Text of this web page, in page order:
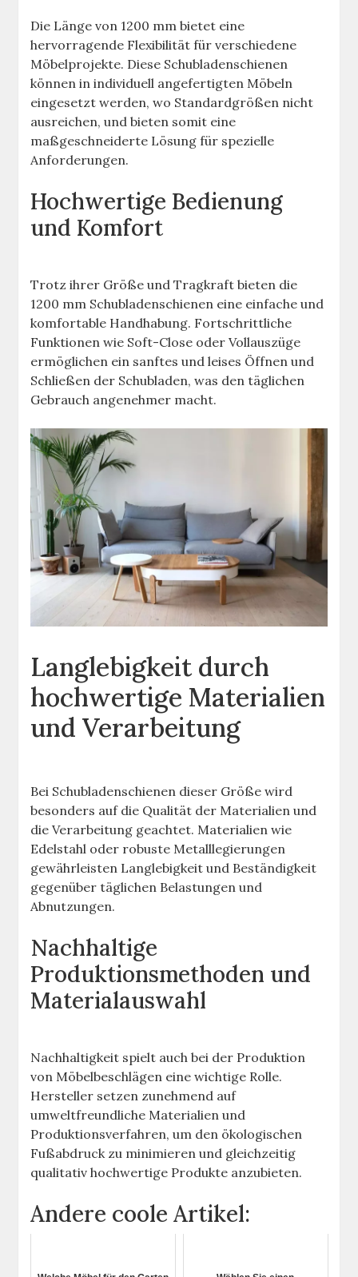
Die Länge von 1200 mm bietet eine
hervorragende Flexibilität für verschiedene
Möbelprojekte. Diese Schubladenschienen
können in individuell angefertigten Möbeln
eingesetzt werden, wo Standardgrößen nicht
ausreichen, und bieten somit eine
maßgeschneiderte Lösung für spezielle
Anforderungen.
Hochwertige Bedienung
und Komfort
Trotz ihrer Größe und Tragkraft bieten die
1200 mm Schubladenschienen eine einfache und
komfortable Handhabung. Fortschrittliche
Funktionen wie Soft-Close oder Vollauszüge
ermöglichen ein sanftes und leises Öffnen und
Schließen der Schubladen, was den täglichen
Gebrauch angenehmer macht.
Langlebigkeit durch
hochwertige Materialien
und Verarbeitung
Bei Schubladenschienen dieser Größe wird
besonders auf die Qualität der Materialien und
die Verarbeitung geachtet. Materialien wie
Edelstahl oder robuste Metalllegierungen
gewährleisten Langlebigkeit und Beständigkeit
gegenüber täglichen Belastungen und
Abnutzungen.
Nachhaltige
Produktionsmethoden und
Materialauswahl
Nachhaltigkeit spielt auch bei der Produktion
von Möbelbeschlägen eine wichtige Rolle.
Hersteller setzen zunehmend auf
umweltfreundliche Materialien und
Produktionsverfahren, um den ökologischen
Fußabdruck zu minimieren und gleichzeitig
qualitativ hochwertige Produkte anzubieten.
Andere coole Artikel: